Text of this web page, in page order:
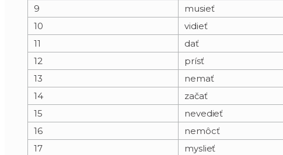
9
musieť
10
vidieť
11
dať
12
prísť
13
nemať
14
začať
15
nevedieť
16
nemôcť
17
myslieť